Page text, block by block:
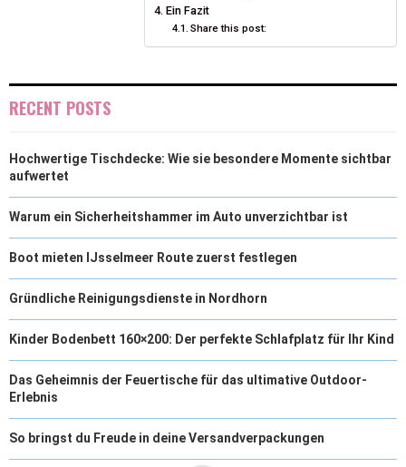
)
S
Ein Fazit
Share this post:
RECENT POSTS
Hochwertige Tischdecke: Wie sie besondere Momente sichtbar
aufwertet
Warum ein Sicherheitshammer im Auto unverzichtbar ist
Boot mieten IJsselmeer Route zuerst festlegen
Gründliche Reinigungsdienste in Nordhorn
Kinder Bodenbett 160×200: Der perfekte Schlafplatz für Ihr Kind
Das Geheimnis der Feuertische für das ultimative Outdoor-
Erlebnis
So bringst du Freude in deine Versandverpackungen